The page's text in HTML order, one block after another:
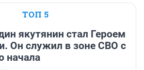
ТОП 5
якутянин стал Героем
Он служил в зоне СВО с
начала